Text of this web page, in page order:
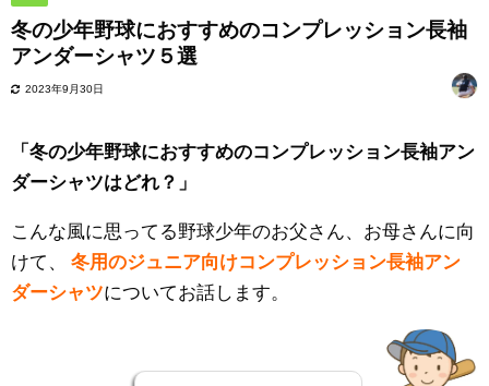
冬の少年野球におすすめのコンプレッション長袖
アンダーシャツ５選
2023年9月30日
「冬の少年野球におすすめのコンプレッション長袖アン
ダーシャツはどれ？」
こんな風に思ってる野球少年のお父さん、お母さんに向
けて、
冬用のジュニア向けコンプレッション長袖アン
ダーシャツについてお話します。